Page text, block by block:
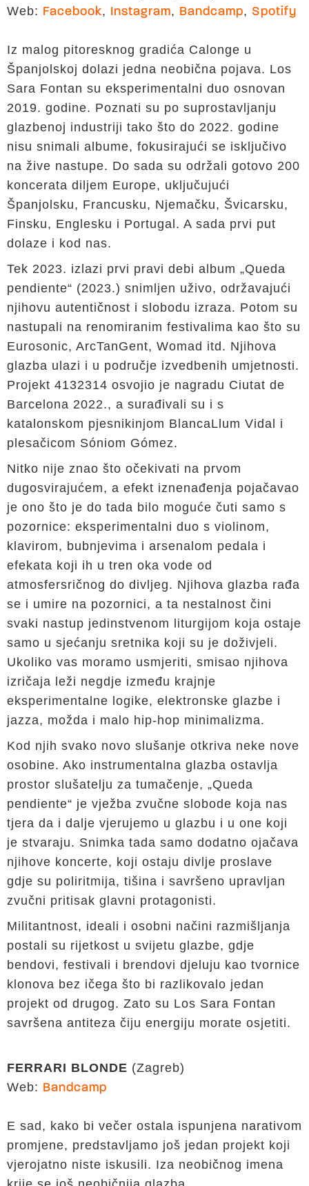
Web: Facebook, Instagram, Bandcamp, Spotify
Iz malog pitoresknog gradića Calonge u
Španjolskoj dolazi jedna neobična pojava. Los
Sara Fontan su eksperimentalni duo osnovan
2019. godine. Poznati su po suprostavljanju
glazbenoj industriji tako što do 2022. godine
nisu snimali albume, fokusirajući se isključivo
na žive nastupe. Do sada su održali gotovo 200
koncerata diljem Europe, uključujući
Španjolsku, Francusku, Njemačku, Švicarsku,
Finsku, Englesku i Portugal. A sada prvi put
dolaze i kod nas.
Tek 2023. izlazi prvi pravi debi album „Queda
pendiente“ (2023.) snimljen uživo, održavajući
njihovu autentičnost i slobodu izraza. Potom su
nastupali na renomiranim festivalima kao što su
Eurosonic, ArcTanGent, Womad itd. Njihova
glazba ulazi i u područje izvedbenih umjetnosti.
Projekt 4132314 osvojio je nagradu Ciutat de
Barcelona 2022., a surađivali su i s
katalonskom pjesnikinjom BlancaLlum Vidal i
plesačicom Sóniom Gómez.
Nitko nije znao što očekivati na prvom
dugosvirajućem, a efekt iznenađenja pojačavao
je ono što je do tada bilo moguće čuti samo s
pozornice: eksperimentalni duo s violinom,
klavirom, bubnjevima i arsenalom pedala i
efekata koji ih u tren oka vode od
atmosfersričnog do divljeg. Njihova glazba rađa
se i umire na pozornici, a ta nestalnost čini
svaki nastup jedinstvenom liturgijom koja ostaje
samo u sjećanju sretnika koji su je doživjeli.
Ukoliko vas moramo usmjeriti, smisao njihova
izričaja leži negdje između krajnje
eksperimentalne logike, elektronske glazbe i
jazza, možda i malo hip-hop minimalizma.
Kod njih svako novo slušanje otkriva neke nove
osobine. Ako instrumentalna glazba ostavlja
prostor slušatelju za tumačenje, „Queda
pendiente“ je vježba zvučne slobode koja nas
tjera da i dalje vjerujemo u glazbu i u one koji
je stvaraju. Snimka tada samo dodatno ojačava
njihove koncerte, koji ostaju divlje proslave
gdje su poliritmija, tišina i savršeno upravljan
zvučni pritisak glavni protagonisti.
Militantnost, ideali i osobni načini razmišljanja
postali su rijetkost u svijetu glazbe, gdje
bendovi, festivali i brendovi djeluju kao tvornice
klonova bez ičega što bi razlikovalo jedan
projekt od drugog. Zato su Los Sara Fontan
savršena antiteza čiju energiju morate osjetiti.
FERRARI BLONDE (Zagreb)
Web: Bandcamp
E sad, kako bi večer ostala ispunjena narativom
promjene, predstavljamo još jedan projekt koji
vjerojatno niste iskusili. Iza neobičnog imena